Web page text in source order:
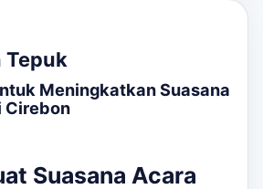
Tepuk
Meningkatkan Suasana
Cirebon
Suasana Acara